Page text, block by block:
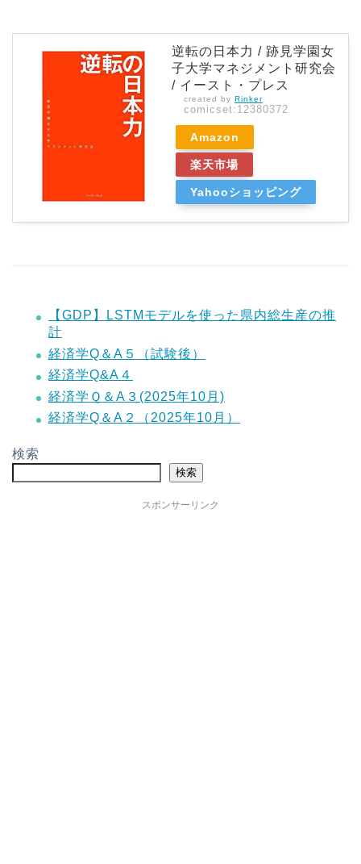
逆転の日本力 / 跡見学園女
子大学マネジメント研究会
/ イースト・プレス
created by Rinker
comicset:12380372
Amazon
楽天市場
Yahooショッピング
【GDP】LSTMモデルを使った県内総生産の推
計
経済学Q＆A５（試験後）
経済学Q&A４
経済学Ｑ＆A３(2025年10月)
経済学Q＆A２（2025年10月）
検索
検索
スポンサーリンク